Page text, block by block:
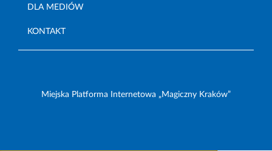
DLA MEDIÓW
KONTAKT
Miejska Platforma Internetowa „Magiczny Kraków”